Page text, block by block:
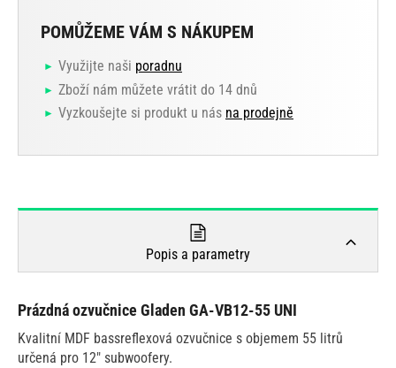
POMŮŽEME VÁM S NÁKUPEM
Využijte naši poradnu
Zboží nám můžete vrátit do 14 dnů
Vyzkoušejte si produkt u nás na prodejně
Popis a parametry
Prázdná ozvučnice Gladen GA-VB12-55 UNI
Kvalitní MDF bassreflexová ozvučnice s objemem 55 litrů
určená pro 12" subwoofery.